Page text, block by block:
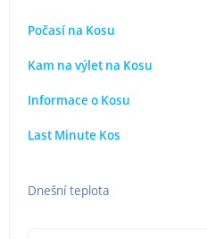
Počasí na Kosu
Kam na výlet na Kosu
Informace o Kosu
Last Minute Kos
Dnešní teplota